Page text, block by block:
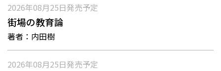
2026年08月25日発売予定
街場の教育論
著者： 内田樹
2026年08月25日発売予定